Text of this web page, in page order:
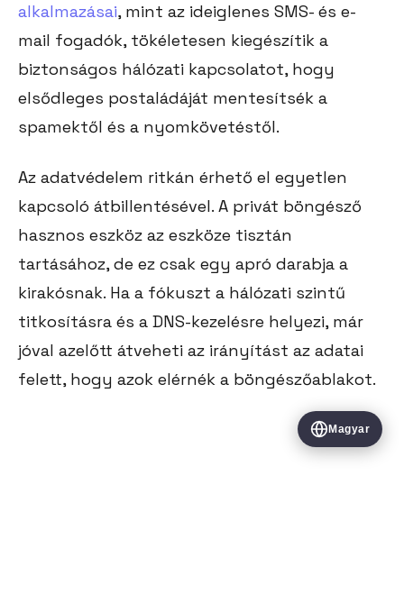
alkalmazásai, mint az ideiglenes SMS- és e-
mail fogadók, tökéletesen kiegészítik a
biztonságos hálózati kapcsolatot, hogy
elsődleges postaládáját mentesítsék a
spamektől és a nyomkövetéstől.
Az adatvédelem ritkán érhető el egyetlen
kapcsoló átbillentésével. A privát böngésző
hasznos eszköz az eszköze tisztán
tartásához, de ez csak egy apró darabja a
kirakósnak. Ha a fókuszt a hálózati szintű
titkosításra és a DNS-kezelésre helyezi, már
jóval azelőtt átveheti az irányítást az adatai
felett, hogy azok elérnék a böngészőablakot.
Magyar